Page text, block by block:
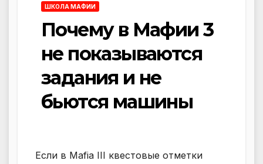
ШКОЛА МАФИИ
Почему в Мафии 3
не показываются
задания и не
бьются машины
Если в Mafia III квестовые отметки